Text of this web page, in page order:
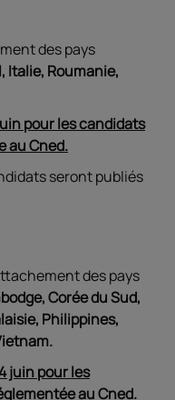
des pays
Italie, Roumanie,
pour les candidats
au Cned.
seront publiés
des pays
Corée du Sud,
Philippines,
juin pour les
au Cned.